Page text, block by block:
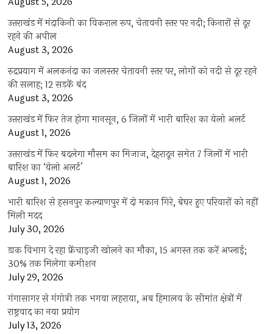
उत्तराखंड में मंदाकिनी का विकराल रूप, चेतावनी स्तर पर नदी; किनारों से दूर
रहने की अपील
August 3, 2026
रुद्रप्रयाग में अलकनंदा का जलस्तर चेतावनी स्तर पर, लोगों को नदी से दूर रहने
की सलाह; 12 सड़कें बंद
August 3, 2026
उत्तराखंड में फिर तेज होगा मानसून, 6 जिलों में भारी बारिश का येलो अलर्ट
August 1, 2026
उत्तराखंड में फिर बदलेगा मौसम का मिजाज, देहरादून समेत 7 जिलों में भारी
बारिश का ‘येलो अलर्ट’
August 1, 2026
भारी बारिश से हसनपुर कल्याणपुर में दो मकान गिरे, बेघर हुए परिवारों को नहीं
मिली मदद
July 30, 2026
डाक विभाग दे रहा फ्रेंचाइजी खोलने का मौका, 15 अगस्त तक करें अप्लाई;
30% तक मिलेगा कमीशन
July 29, 2026
गंगासागर से गंगोत्री तक भगवा लहराया, अब हिमालय के सीमांत क्षेत्रों में
राष्ट्रवाद का नया प्रयोग
July 13, 2026